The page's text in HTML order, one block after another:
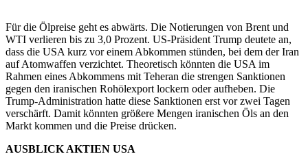
Für die Ölpreise geht es abwärts. Die Notierungen von Brent und
WTI verlieren bis zu 3,0 Prozent. US-Präsident Trump deutete an,
dass die USA kurz vor einem Abkommen stünden, bei dem der Iran
auf Atomwaffen verzichtet. Theoretisch könnten die USA im
Rahmen eines Abkommens mit Teheran die strengen Sanktionen
gegen den iranischen Rohölexport lockern oder aufheben. Die
Trump-Administration hatte diese Sanktionen erst vor zwei Tagen
verschärft. Damit könnten größere Mengen iranischen Öls an den
Markt kommen und die Preise drücken.
AUSBLICK AKTIEN USA